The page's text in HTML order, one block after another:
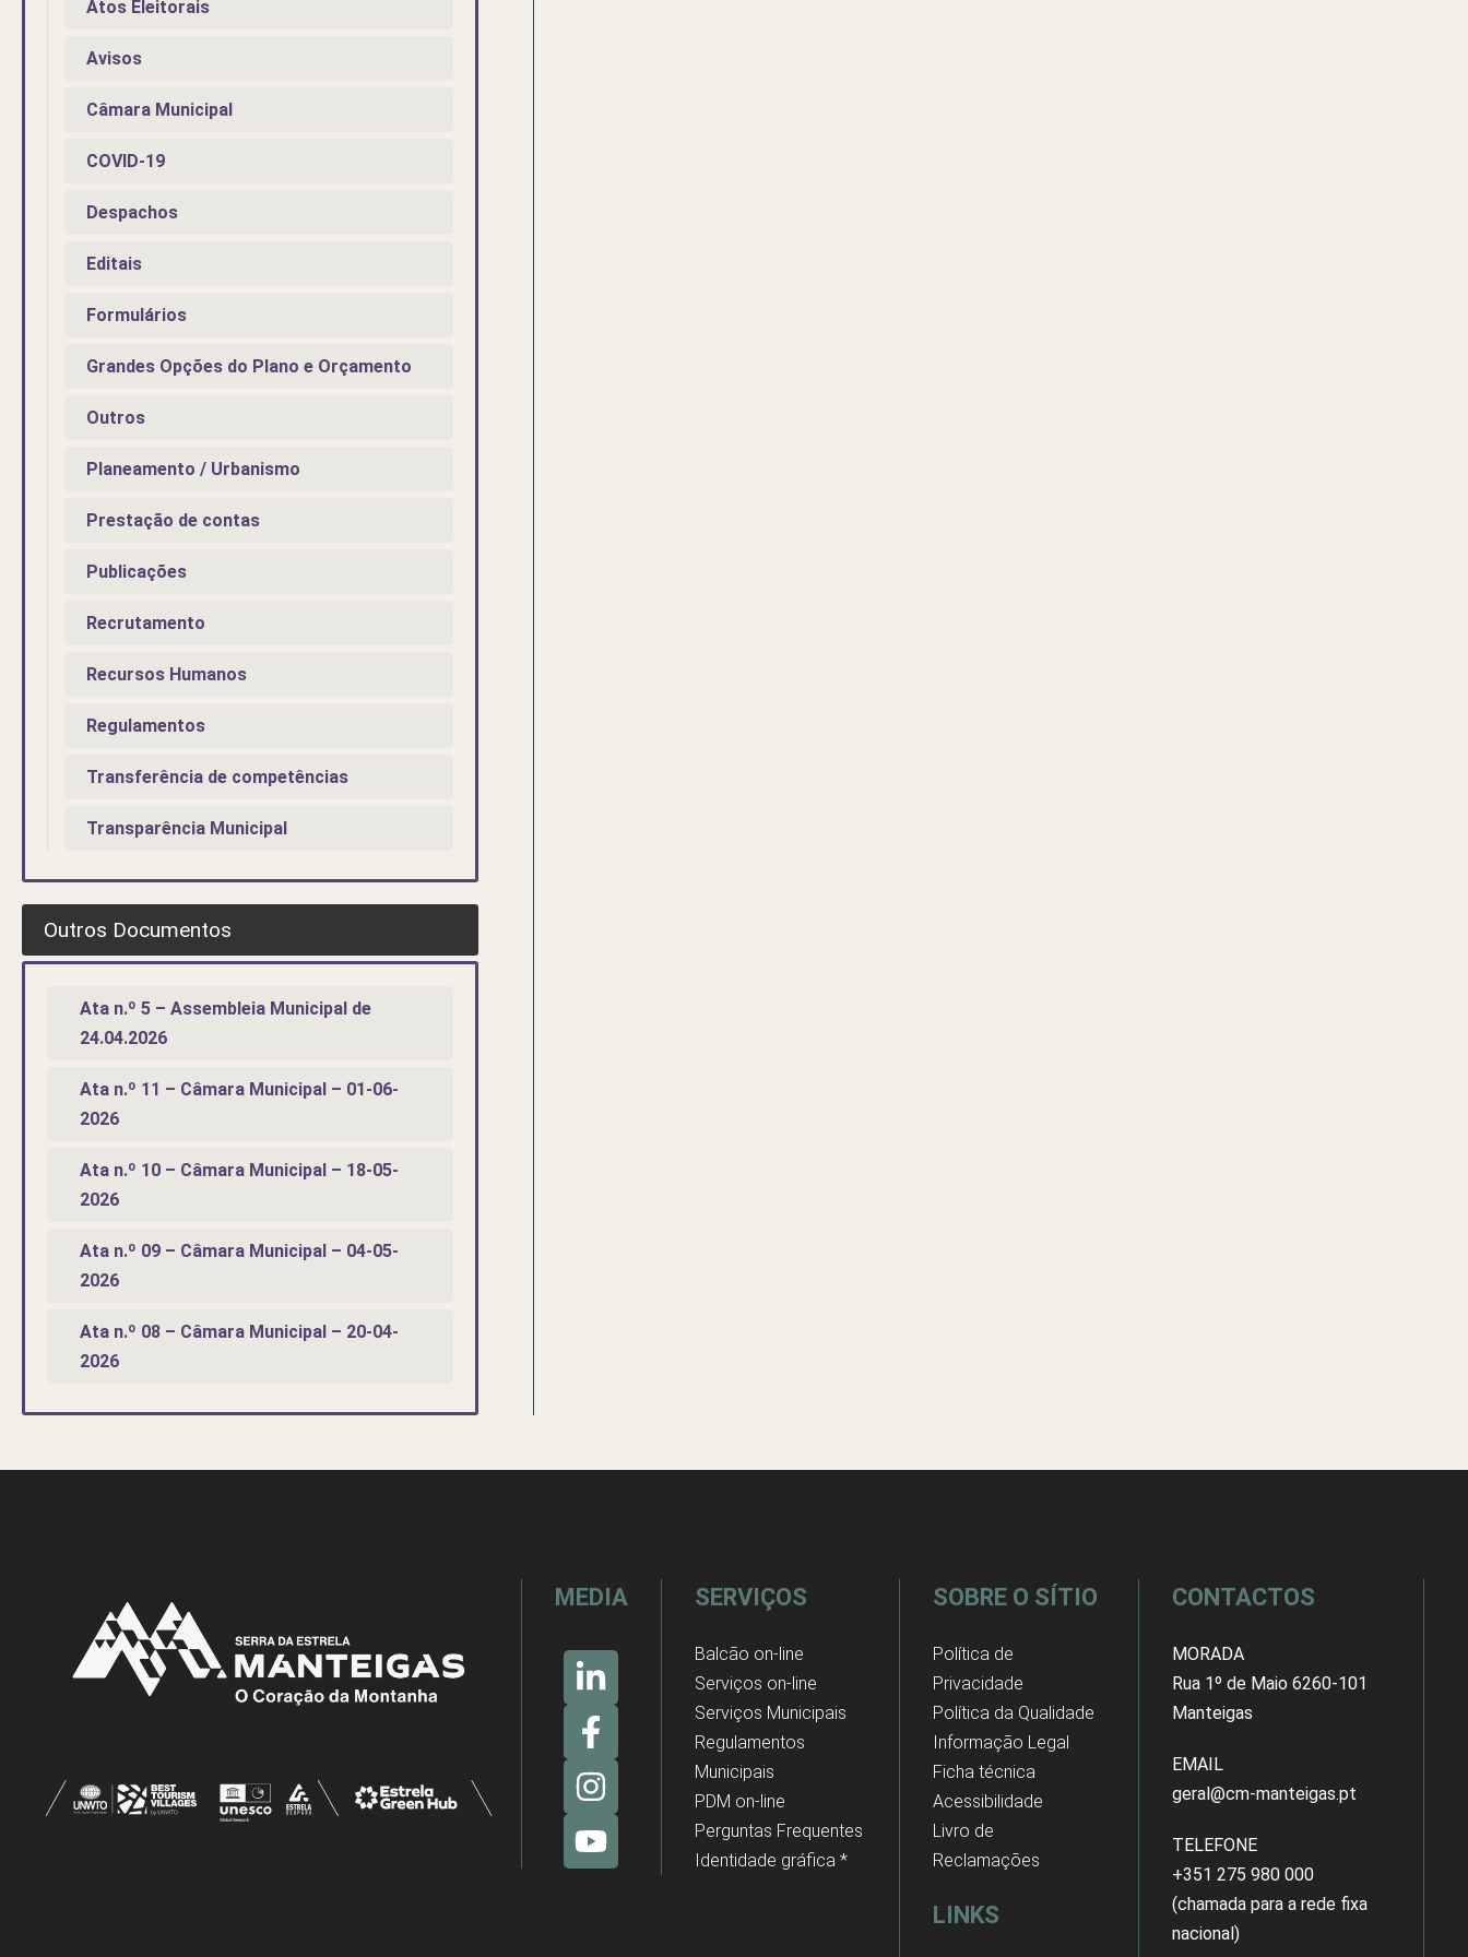
Atos Eleitorais
Avisos
Câmara Municipal
COVID-19
Despachos
Editais
Formulários
Grandes Opções do Plano e Orçamento
Outros
Planeamento / Urbanismo
Prestação de contas
Publicações
Recrutamento
Recursos Humanos
Regulamentos
Transferência de competências
Transparência Municipal
Outros Documentos
Ata n.º 5 – Assembleia Municipal de
24.04.2026
Ata n.º 11 – Câmara Municipal – 01-06-
2026
Ata n.º 10 – Câmara Municipal – 18-05-
2026
Ata n.º 09 – Câmara Municipal – 04-05-
2026
Ata n.º 08 – Câmara Municipal – 20-04-
2026
MEDIA SERVIÇOS
Balcão on-line
Serviços on-line
Serviços Municipais
Regulamentos
Municipais
PDM on-line
Perguntas Frequentes
Identidade gráfica *
SOBRE O SÍTIO
Política de
Privacidade
Política da Qualidade
Informação Legal
Ficha técnica
Acessibilidade
Livro de
Reclamações
LINKS
CONTACTOS
MORADA
Rua 1º de Maio 6260-101
Manteigas
EMAIL
geral@cm-manteigas.pt
TELEFONE
+351 275 980 000
(chamada para a rede fixa
nacional)